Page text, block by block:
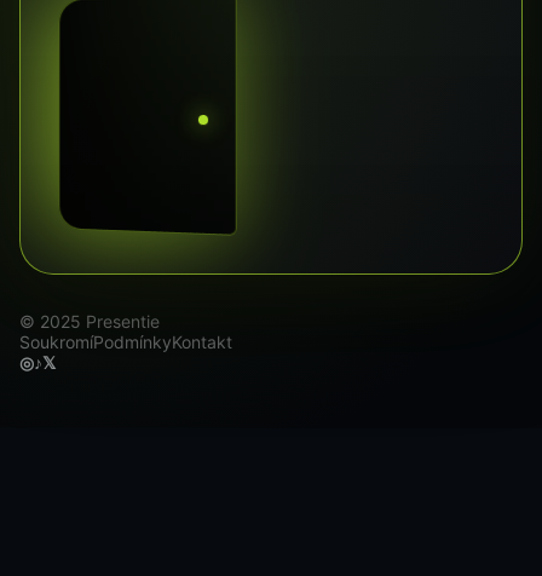
© 2025 Presentie
SoukromíPodmínkyKontakt
◎♪𝕏